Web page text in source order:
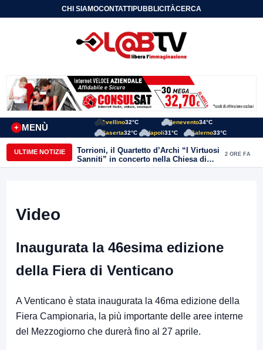
CHI SIAMOCONTATTIPUBBLICITÀCERCA
MENÙ
+
Avellino32°C Benevento34°C
Caserta32°C Napoli31°C Salerno33°C
ULTIME NOTIZIE
Torrioni, il Quartetto d’Archi “I Virtuosi
Sanniti” in concerto nella Chiesa di
San Michele Arcangelo
2 ORE FA
Video
Inaugurata la 46esima edizione
della Fiera di Venticano
A Venticano è stata inaugurata la 46ma edizione della
Fiera Campionaria, la più importante delle aree interne
del Mezzogiorno che durerà fino al 27 aprile.